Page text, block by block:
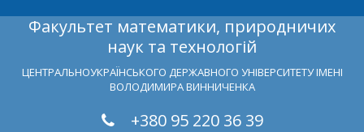
Факультет математики, природничих
наук та технологій
ЦЕНТРАЛЬНОУКРАЇНСЬКОГО ДЕРЖАВНОГО УНІВЕРСИТЕТУ ІМЕНІ
ВОЛОДИМИРА ВИННИЧЕНКА
+380 95 220 36 39